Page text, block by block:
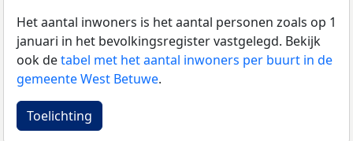
Het aantal inwoners is het aantal personen zoals op 1
januari in het bevolkingsregister vastgelegd. Bekijk
ook detabel met het aantal inwoners per buurt in de
gemeente West Betuwe.
Toelichting